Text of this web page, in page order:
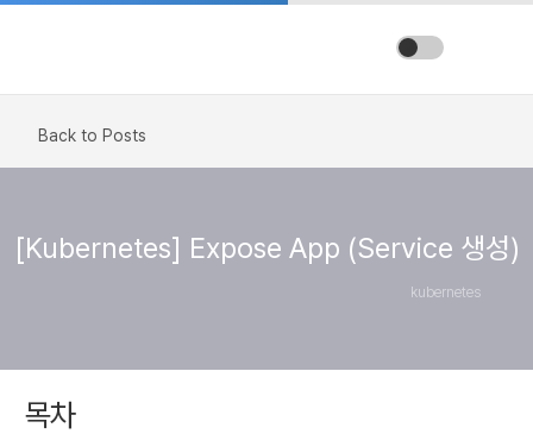
Back to Posts
[Kubernetes] Expose App (Service 생성)
kubernetes
목차